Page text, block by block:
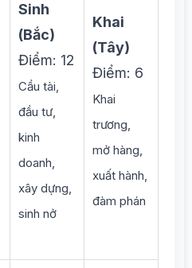
Sinh
(Bắc)
Điểm: 12
Cầu tài,
đầu tư,
kinh
doanh,
xây dựng,
sinh nở
Khai
(Tây)
Điểm: 6
Khai
trương,
mở hàng,
xuất hành,
đàm phán